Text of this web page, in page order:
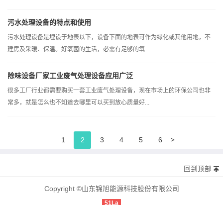
污水处理设备的特点和使用
污水处理设备是埋设于地表以下，设备下面的地表可作为绿化或其他用地，不
建房及采暖、保温。好氧菌的生活，必需有足够的氧...
除味设备厂家工业废气处理设备应用广泛
很多工厂行业都需要购买一套工业废气处理设备，现在市场上的环保公司也非
常多，就是怎么也不知道去哪里可以买到放心质量好...
1 2 3 4 5 6 >
回到顶部
Copyright ©山东锦旭能源科技股份有限公司
51La